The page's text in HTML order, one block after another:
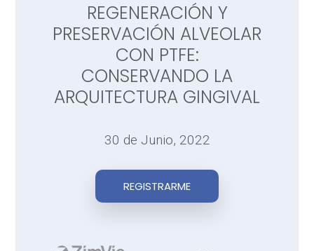
REGENERACIÓN Y
PRESERVACIÓN ALVEOLAR
CON PTFE:
CONSERVANDO LA
ARQUITECTURA GINGIVAL
30 de Junio, 2022
REGISTRARME